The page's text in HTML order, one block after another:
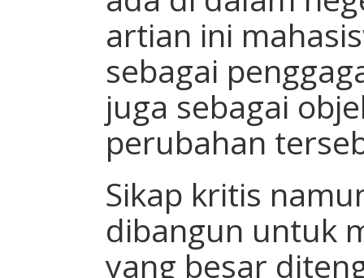
artian ini
sebagai
juga sebagai
perubahan
Sikap kritis
dibangun untuk
yang besar